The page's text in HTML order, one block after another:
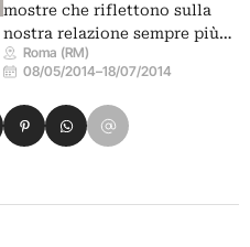
mostre che riflettono sulla
nostra relazione sempre più…
Roma (RM)
08/05/2014–18/07/2014
Xsu LinkedIn
Condividi su Pinterest
Condividi su WhatsApp
Condividi su Email